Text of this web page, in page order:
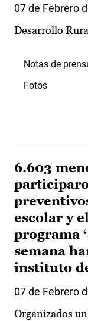
07 de Febrero
Desarrollo
Notas de
Fotos
6.603
escolar y
programa
semana
instituto
07 de Febrero
Organizados